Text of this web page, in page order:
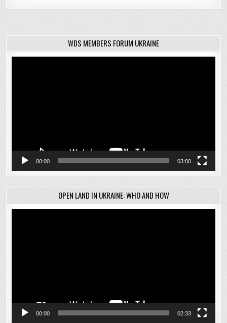
WDS MEMBERS FORUM UKRAINE
00:00 03:00
OPEN LAND IN UKRAINE: WHO AND HOW
00:00 02:33